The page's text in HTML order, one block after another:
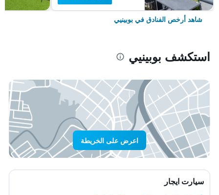
شاهد أرخص الفنادق في بوبينيي
استكشف بوبينيي
اعرض على الخريطة
سيارت ايجار